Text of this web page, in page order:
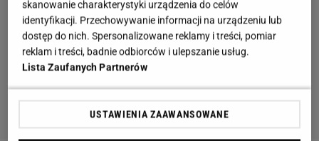
skanowanie charakterystyki urządzenia do celów
identyfikacji. Przechowywanie informacji na urządzeniu lub
dostęp do nich. Spersonalizowane reklamy i treści, pomiar
reklam i treści, badnie odbiorców i ulepszanie usług.
Lista Zaufanych Partnerów
USTAWIENIA ZAAWANSOWANE